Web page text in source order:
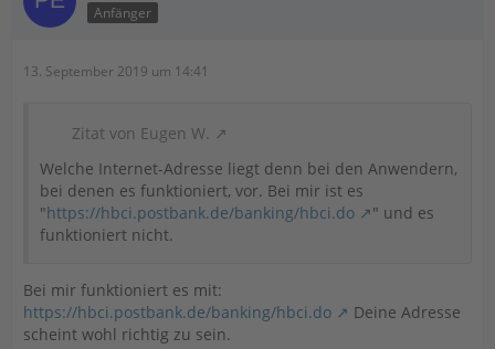
Anfänger
13. September 2019 um 14:41
Zitat von Eugen W.
Welche Internet-Adresse liegt denn bei den Anwendern,
bei denen es funktioniert, vor. Bei mir ist es
"https://hbci.postbank.de/banking/hbci.do
" und es
funktioniert nicht.
Bei mir funktioniert es mit:
https://hbci.postbank.de/banking/hbci.do
Deine Adresse
scheint wohl richtig zu sein.